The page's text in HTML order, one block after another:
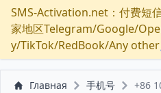
SMS-Activation.net：付费短
家地区Telegram/Google/
y/TikTok/RedBook/Any other
Главная 手机号 +86